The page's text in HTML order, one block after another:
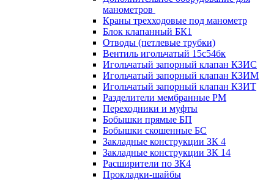
манометров
Краны трехходовые под манометр
Блок клапанный БК1
Отводы (петлевые трубки)
Вентиль игольчатый 15с54бк
Игольчатый запорный клапан КЗИС
Игольчатый запорный клапан КЗИМ
Игольчатый запорный клапан КЗИТ
Разделители мембранные РМ
Переходники и муфты
Бобышки прямые БП
Бобышки скошенные БС
Закладные конструкции ЗК 4
Закладные конструкции ЗК 14
Расширители по ЗК4
Прокладки-шайбы